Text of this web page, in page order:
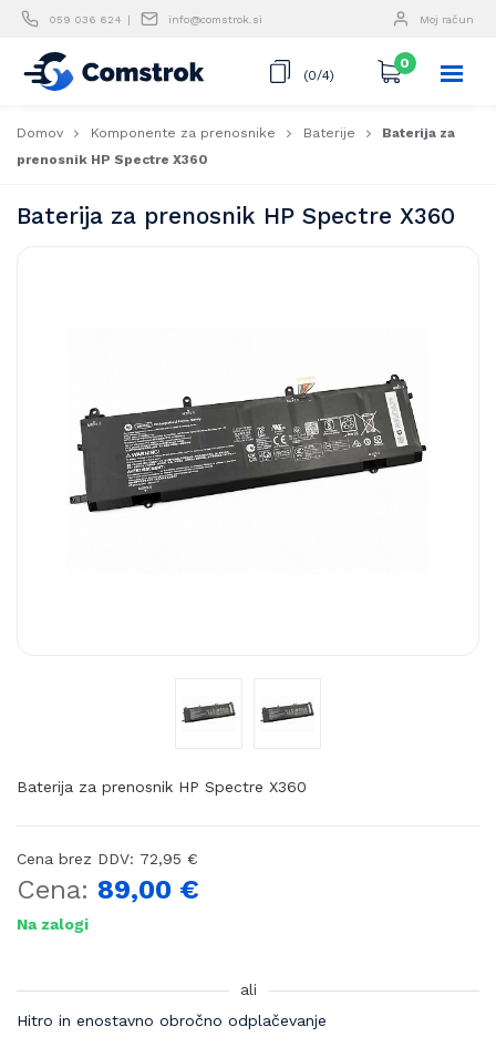
Skip
content
059 036 624 info@comstrok.si Moj račun
(0/4)
0
Domov Komponente za prenosnike Baterije
Baterija za
prenosnik HP Spectre X360
Baterija za prenosnik HP Spectre X360
Baterija za prenosnik HP Spectre X360
Cena brez DDV: 72,95 €
Cena: 89,00 €
Na zalogi
ali
Hitro in enostavno obročno odplačevanje